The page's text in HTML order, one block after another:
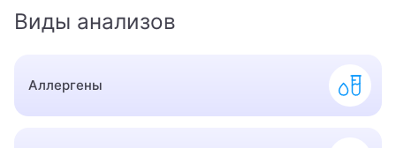
Виды анализов
Аллергены